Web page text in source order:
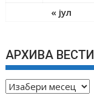
« јул
АРХИВА ВЕСТИ
А